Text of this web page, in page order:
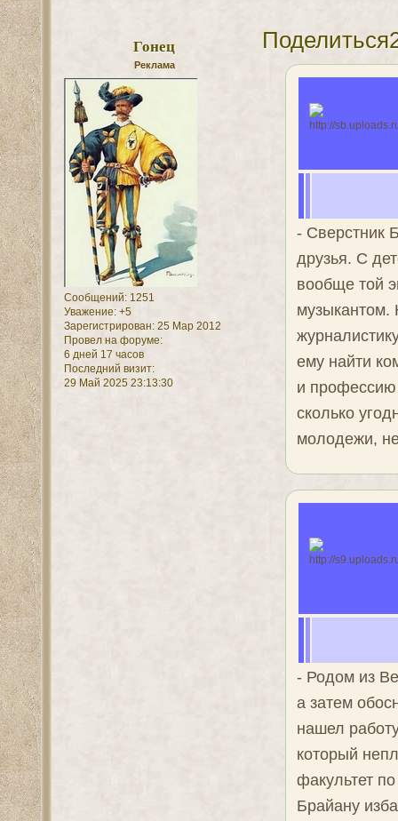
Поделиться
Гонец
Реклама
Сообщений:1251
Уважение: +5
Зарегистрирован: 25 Мар 2012
Провел на форуме:
6 дней 17 часов
Последний визит:
29 Май 2025 23:13:30
- Сверстник
друзья. С
вообще той
музыкантом.
ему найти
и профессию
сколько
молодежи,
- Родом из
а затем
нашел
который
факультет
Брайану